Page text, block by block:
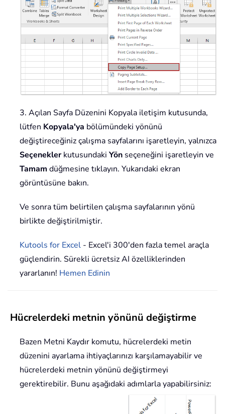
3. Açılan Sayfa Düzenini Kopyala iletişim kutusunda,
lütfen Kopyala'ya bölümündeki yönünü
değiştireceğiniz çalışma sayfalarını işaretleyin, yalnızca
Seçeneklerkutusundaki Yön seçeneğini işaretleyin ve
Tamam düğmesine tıklayın. Yukarıdaki ekran
görüntüsüne bakın.
Ve sonra tüm belirtilen çalışma sayfalarının yönü
birlikte değiştirilmiştir.
Kutools for Excel - Excel'i 300'den fazla temel araçla
güçlendirin. Sürekli ücretsiz AI özelliklerinden
yararlanın! Hemen Edinin
Hücrelerdeki metnin yönünü değiştirme
Bazen Metni Kaydır komutu, hücrelerdeki metin
düzenini ayarlama ihtiyaçlarınızı karşılamayabilir ve
hücrelerdeki metnin yönünü değiştirmeyi
gerektirebilir. Bunu aşağıdaki adımlarla yapabilirsiniz: